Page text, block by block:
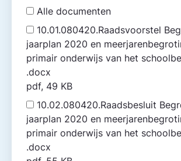
Alle documenten
10.01.080420.Raadsvoorstel
jaarplan 2020 en
primair onderwijs van het
.docx
pdf, 49 KB
10.02.080420.Raadsbesluit
jaarplan 2020 en
primair onderwijs van het
.docx